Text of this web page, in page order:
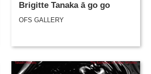
Brigitte Tanaka ā go go
OFS GALLERY